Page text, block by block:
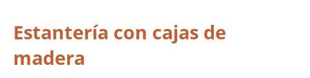
Estantería con cajas de
madera